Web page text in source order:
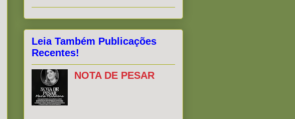
Leia Também Publicações
Recentes!
NOTA DE PESAR